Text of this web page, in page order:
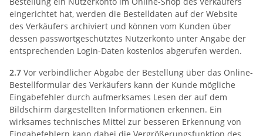
eingerichtet hat, werden die Bestelldaten auf der Website
des Verkäufers archiviert und können vom Kunden über
dessen passwortgeschütztes Nutzerkonto unter Angabe der
entsprechenden Login-Daten kostenlos abgerufen werden.
2.7 Vor verbindlicher Abgabe der Bestellung über das Online-
Bestellformular des Verkäufers kann der Kunde mögliche
Eingabefehler durch aufmerksames Lesen der auf dem
Bildschirm dargestellten Informationen erkennen. Ein
wirksames technisches Mittel zur besseren Erkennung von
Eingabefehlern kann dabei die Vergrößerungsfunktion des